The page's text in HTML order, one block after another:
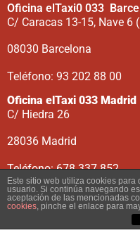
Oficina elTaxi0 033
C/ Caracas 13-15, Nave 6
08030 Barcelona
Teléfono: 93 202 88 00
Oficina elTaxi 033 Madrid
C/ Hiedra 26
28036 Madrid
Teléfono: 678 337 852
Este sitio web utiliza cookies
usuario. Si continúa navegando
aceptación de las mencionadas
cookies, pinche el enlace para